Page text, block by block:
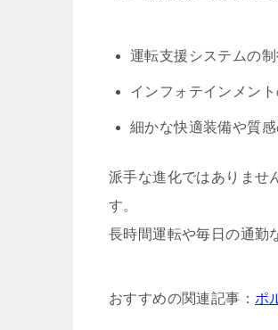
運転支援システムの
インフォテインメン
細かな快適装備や質
派手な進化ではありませ
す。
長時間運転や毎日の通勤
おすすめの関連記事： ポ